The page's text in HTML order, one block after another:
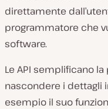
direttamente
programmatore che
software.
Le API semplificano
nascondere i dettagli
esempio il suo